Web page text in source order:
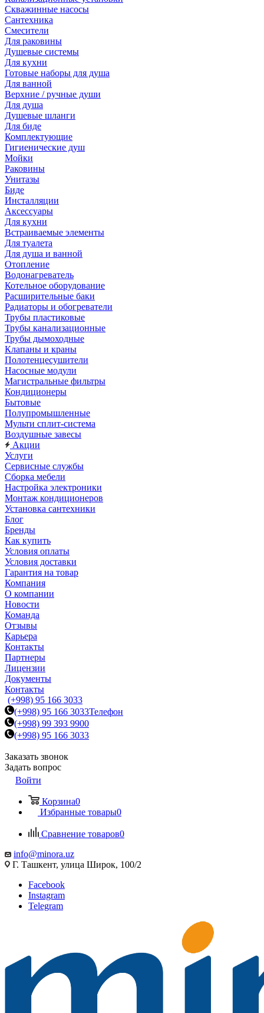
Скважинные насосы
Сантехника
Смесители
Для раковины
Душевые системы
Для кухни
Готовые наборы для душа
Для ванной
Верхние / ручные души
Для душа
Душевые шланги
Для биде
Комплектующие
Гигиенические душ
Мойки
Раковины
Унитазы
Биде
Инсталляции
Аксессуары
Для кухни
Встраиваемые элементы
Для туалета
Для душа и ванной
Отопление
Водонагреватель
Котельное оборудование
Расширительные баки
Радиаторы и обогреватели
Трубы пластиковые
Трубы канализационные
Трубы дымоходные
Клапаны и краны
Полотенцесушители
Насосные модули
Магистральные фильтры
Кондиционеры
Бытовые
Полупромышленные
Мульти сплит-система
Воздушные завесы
Акции
Услуги
Сервисные службы
Сборка мебели
Настройка электроники
Монтаж кондиционеров
Установка сантехники
Блог
Бренды
Как купить
Условия оплаты
Условия доставки
Гарантия на товар
Компания
О компании
Новости
Команда
Отзывы
Карьера
Контакты
Партнеры
Лицензии
Документы
Контакты
(+998) 95 166 3033
(+998) 95 166 3033Телефон
(+998) 99 393 9900
(+998) 95 166 3033
Заказать звонок
Задать вопрос
Войти
Корзина0
Избранные товары0
Сравнение товаров0
info@minora.uz
Г. Ташкент, улица Широк, 100/2
Facebook
Instagram
Telegram